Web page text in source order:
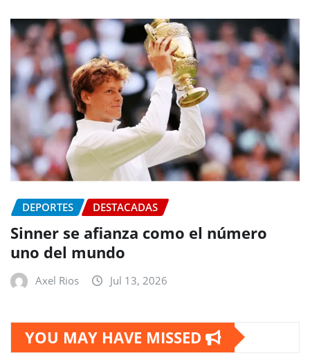
DEPORTES DESTACADAS
Sinner se afianza como el número
uno del mundo
Axel Rios Jul 13, 2026
YOU MAY HAVE MISSED